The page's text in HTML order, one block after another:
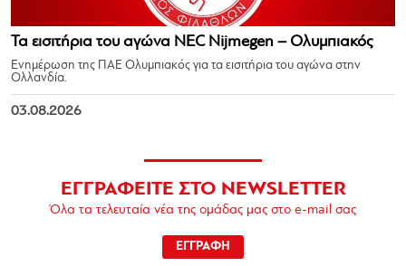
Τα εισιτήρια του αγώνα NEC Nijmegen – Ολυμπιακός
Ενημέρωση της ΠΑΕ Ολυμπιακός για τα εισιτήρια του αγώνα στην
Ολλανδία.
03.08.2026
ΕΓΓΡΑΦΕΙΤΕ ΣΤΟ NEWSLETTER
Όλα τα τελευταία νέα της ομάδας μας στο e-mail σας
ΕΓΓΡΑΦΗ